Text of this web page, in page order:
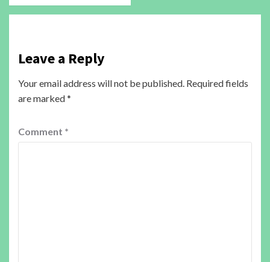
Leave a Reply
Your email address will not be published. Required fields
are marked*
Comment *